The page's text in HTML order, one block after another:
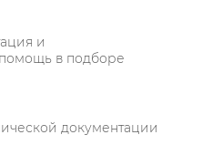
медь.
и
в подборе
документации